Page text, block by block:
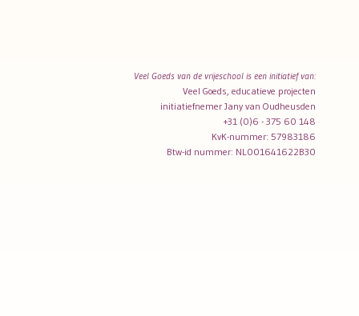
Veel Goeds van de vrijeschool is een initiatief van:
Veel Goeds, educatieve projecten
initiatiefnemer Jany van Oudheusden
+31 (0)6 - 375 60 148
KvK-nummer: 57983186
Btw-id nummer: NL001641622B30